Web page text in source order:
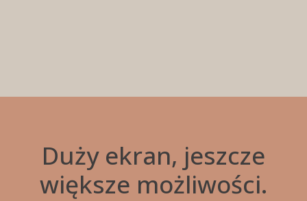
Duży ekran, jeszcze
większe możliwości.